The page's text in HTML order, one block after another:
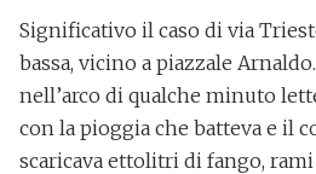
Significativo il caso di via
bassa, vicino a piazzale Arnaldo.
nell’arco di qualche minuto
con la pioggia che batteva e il
scaricava ettolitri di fango,